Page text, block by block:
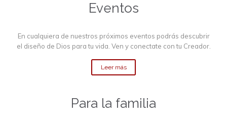
Eventos
En cualquiera de nuestros próximos eventos podrás descubrir
el diseño de Dios para tu vida. Ven y conectate con tu Creador.
Leer más
Para la familia